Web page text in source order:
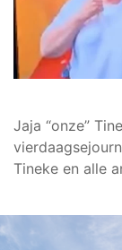
Jaja “onze”
Tineke en alle